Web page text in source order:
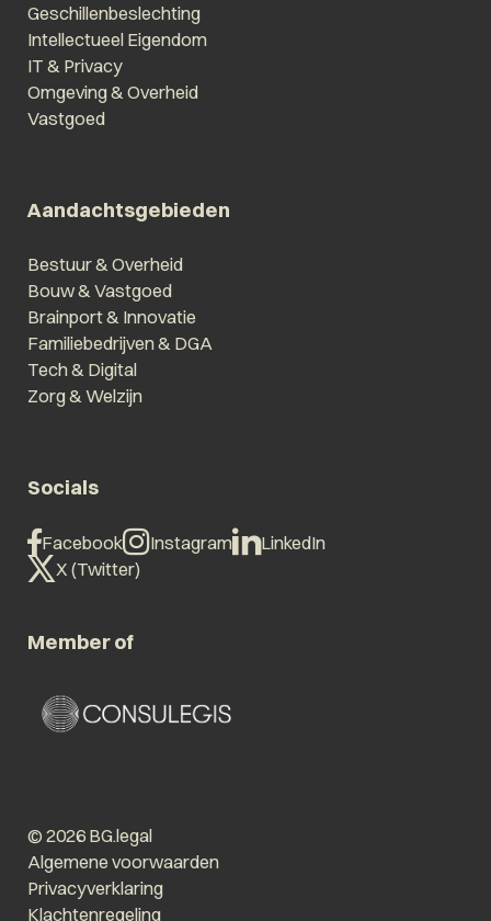
Geschillenbeslechting
Intellectueel Eigendom
IT & Privacy
Omgeving & Overheid
Vastgoed
Aandachtsgebieden
Bestuur & Overheid
Bouw & Vastgoed
Brainport & Innovatie
Familiebedrijven & DGA
Tech & Digital
Zorg & Welzijn
Socials
Facebook Instagram
LinkedIn
X (Twitter)
Member of
© 2026 BG.legal
Algemene voorwaarden
Privacyverklaring
Klachtenregeling